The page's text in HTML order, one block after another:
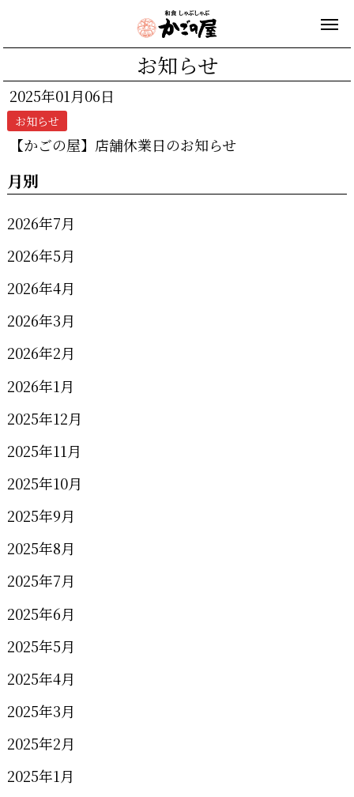
お知らせ
2025年01月06日
お知らせ
【かごの屋】店舗休業日のお知らせ
月別
2026年7月
2026年5月
2026年4月
2026年3月
2026年2月
2026年1月
2025年12月
2025年11月
2025年10月
2025年9月
2025年8月
2025年7月
2025年6月
2025年5月
2025年4月
2025年3月
2025年2月
2025年1月